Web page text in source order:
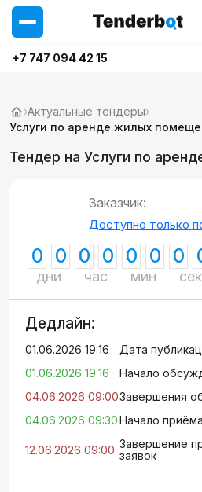
+7 747 094 42 15
›Актуальные тендеры›
Услуги по аренде жилых
Тендер на Услуги по
Заказчик:
Доступно только
0 0
дни
0 0
час
0 0
мин
0
сек
Дедлайн:
01.06.2026 19:16
Дата
01.06.2026 19:16
Начало
04.06.2026 09:00Завершения
04.06.2026 09:30Начало
12.06.2026 09:00 Завершение
заявок